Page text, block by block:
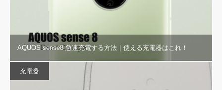
AQUOS sense8 急速充電する方法｜使える充電器はこれ！
充電器